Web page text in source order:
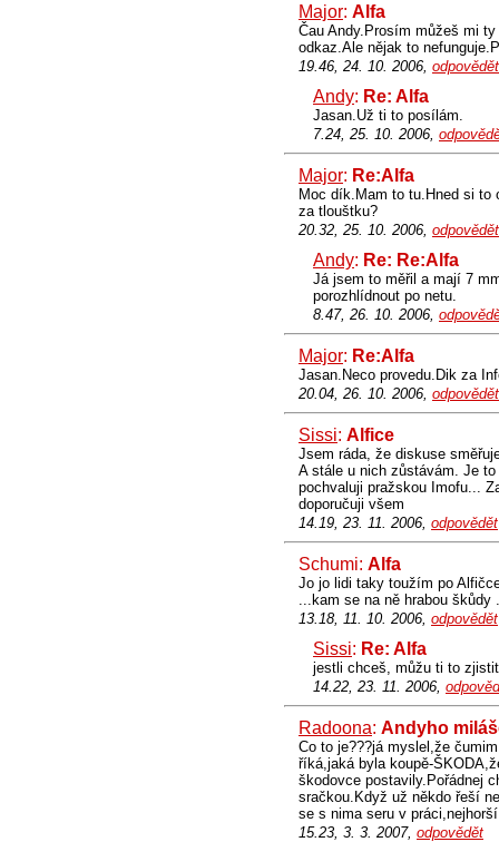
Major: Alfa
Čau Andy.Prosím můžeš mi
odkaz.Ale nějak to
19.46, 24. 10. 2006, odpovědět
Andy: Re: Alfa
Jasan.Už ti to posílám.
7.24, 25. 10. 2006,
Major: Re:Alfa
Moc dík.Mam to tu.Hned si to
za tlouštku?
20.32, 25. 10. 2006, odpovědět
Andy: Re: Re:Alfa
Já jsem to měřil a mají 7
porozhlídnout po netu.
8.47, 26. 10. 2006,
Major: Re:Alfa
Jasan.Neco provedu.Dik za
20.04, 26. 10. 2006, odpovědět
Sissi: Alfice
Jsem ráda, že diskuse
A stále u nich zůstávám. Je
pochvaluji pražskou Imofu...
doporučuji všem
14.19, 23. 11. 2006, odpovědět
Schumi: Alfa
Jo jo lidi taky toužím po
...kam se na ně hrabou škůdy
13.18, 11. 10. 2006, odpovědět
Sissi: Re: Alfa
jestli chceš, můžu ti to
14.22, 23. 11. 2006,
Radoona: Andyho
Co to je???já myslel,že
říká,jaká byla koupě-
škodovce postavily.Pořádnej
sračkou.Když už někdo řeší
se s nima seru v
15.23, 3. 3. 2007, odpovědět